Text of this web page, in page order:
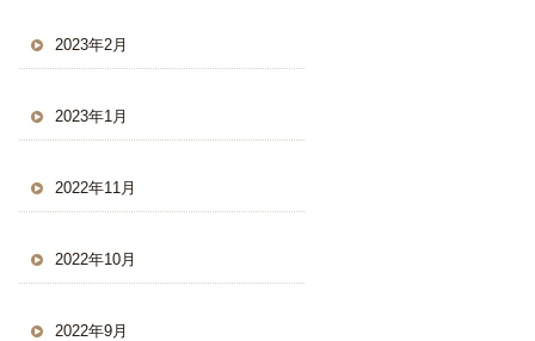
2023年2月
2023年1月
2022年11月
2022年10月
2022年9月